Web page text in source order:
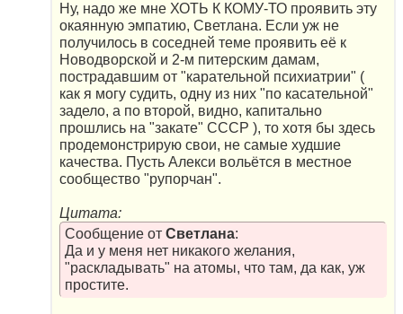
Ну, надо же мне ХОТЬ К КОМУ-ТО проявить эту
окаянную эмпатию, Светлана. Если уж не
получилось в соседней теме проявить её к
Новодворской и 2-м питерским дамам,
пострадавшим от "карательной психиатрии" (
как я могу судить, одну из них "по касательной"
задело, а по второй, видно, капитально
прошлись на "закате" СССР ), то хотя бы здесь
продемонстрирую свои, не самые худшие
качества. Пусть Алекси вольётся в местное
сообщество "рупорчан".
Цитата:
Сообщение от Светлана:
Да и у меня нет никакого желания,
"раскладывать" на атомы, что там, да как, уж
простите.